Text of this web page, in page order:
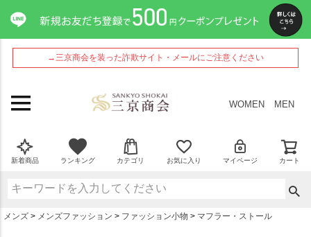
→三京商会を装った詐欺サイト・メールにご注意ください
WOMEN MEN
新着商品 ランキング カテゴリ お気に入り マイページ カート
メンズ メンズファッション ファッション小物 マフラー・ストール
ペー
ジト
ップ
へ